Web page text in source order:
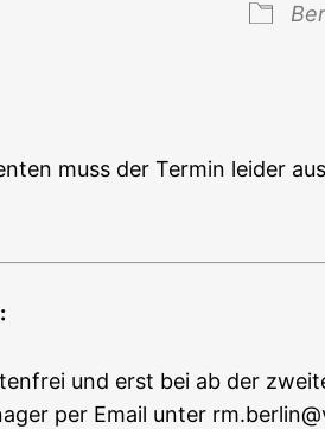
muss der Ter­min lei­der
:
und erst bei ab der
per Email unter